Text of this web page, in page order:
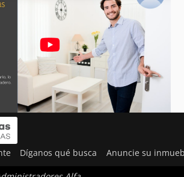
Díganos qué busca Anuncie su